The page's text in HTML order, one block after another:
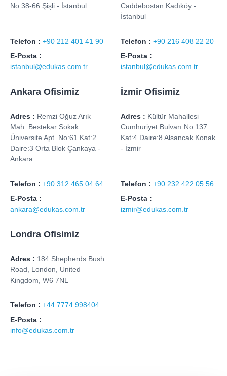
No:38-66 Şişli - İstanbul
Telefon : +90 212 401 41 90
E-Posta :
istanbul@edukas.com.tr
Caddebostan Kadıköy -
İstanbul
Telefon : +90 216 408 22 20
E-Posta :
istanbul@edukas.com.tr
Ankara Ofisimiz
Adres : Remzi Oğuz Arık
Mah. Bestekar Sokak
Üniversite Apt. No:61 Kat:2
Daire:3 Orta Blok Çankaya -
Ankara
Telefon : +90 312 465 04 64
E-Posta :
ankara@edukas.com.tr
İzmir Ofisimiz
Adres : Kültür Mahallesi
Cumhuriyet Bulvarı No:137
Kat:4 Daire:8 Alsancak Konak
- İzmir
Telefon : +90 232 422 05 56
E-Posta :
izmir@edukas.com.tr
Londra Ofisimiz
Adres : 184 Shepherds Bush
Road, London, United
Kingdom, W6 7NL
Telefon : +44 7774 998404
E-Posta :
info@edukas.com.tr